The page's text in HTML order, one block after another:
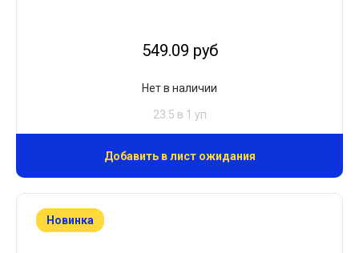
549.09 руб
Нет в наличии
23.5 в 1 уп
Добавить в лист ожидания
Новинка